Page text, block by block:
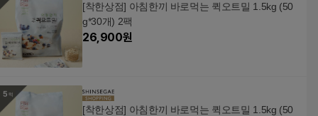
[착한상점] 아침한끼 바로먹는 퀵오트밀 1.5kg (50
g*30개) 2팩
26,900원
[착한상점] 아침한끼 바로먹는 퀵오트밀 1.5kg (50